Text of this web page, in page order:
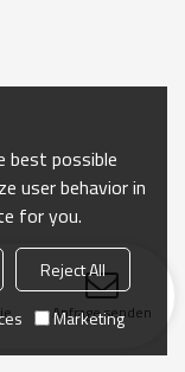
Anfrage senden
best possible
user behavior in
for you.
Reject All
Marketing